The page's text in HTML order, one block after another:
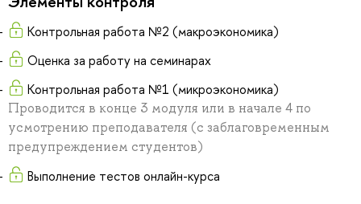
Контрольная работа №2 (макроэкономика)
Оценка за работу на семинарах
Контрольная работа №1 (микроэкономика)
Проводится в конце 3 модуля или в начале 4 по
усмотрению преподавателя (с заблаговременным
предупреждением студентов)
Выполнение тестов онлайн-курса